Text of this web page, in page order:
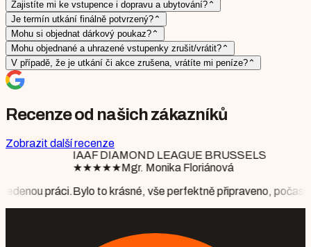
Zajistíte mi ke vstupence i dopravu a ubytování? ⌃
Je termín utkání finálně potvrzený? ⌃
Mohu si objednat dárkový poukaz? ⌃
Mohu objednané a uhrazené vstupenky zrušit/vrátit? ⌃
V případě, že je utkání či akce zrušena, vrátíte mi peníze? ⌃
Recenze od našich zákazníků
Zobrazit další recenze
BRUSSELS
připraveno, počasí nám vyšlo perfektně, partner byl